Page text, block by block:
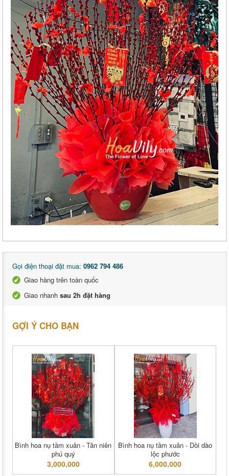
Gọi điện thoại đặt mua: 0962 794 486
Giao hàng trên toàn quốc
Giao nhanh sau 2h đặt hàng
GỢI Ý CHO BẠN
Bình hoa nụ tầm xuân - Tân niên
phú quý
3,000,000
Bình hoa nụ tầm xuân - Dồi dào
lộc phước
6,000,000